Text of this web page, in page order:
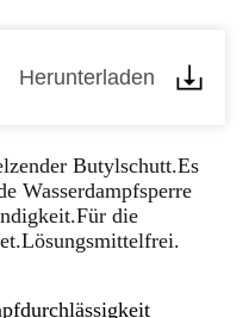
Herunterladen
Butylschutt.Es
Wasserdampfsperre
die